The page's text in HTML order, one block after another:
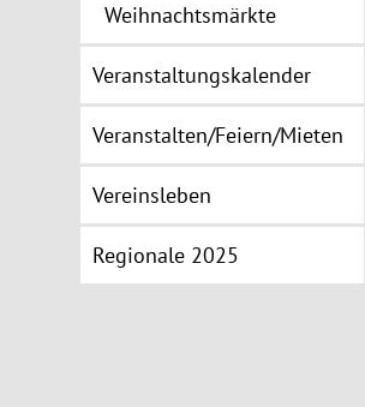
Weihnachtsmärkte
Veranstaltungskalender
Veranstalten/Feiern/Mieten
Vereinsleben
Regionale 2025